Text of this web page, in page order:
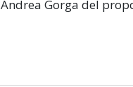
Andrea Gorga del